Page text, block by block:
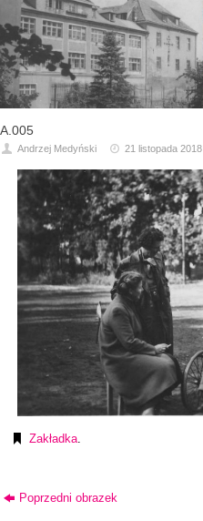
A.005
Andrzej Medyński 21 listopada 2018
Zakładka.
Poprzedni obrazek